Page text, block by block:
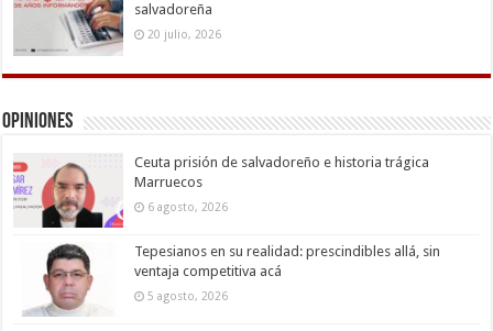
salvadoreña
20 julio, 2026
Opiniones
Ceuta prisión de salvadoreño e historia trágica
Marruecos
6 agosto, 2026
Tepesianos en su realidad: prescindibles allá, sin
ventaja competitiva acá
5 agosto, 2026